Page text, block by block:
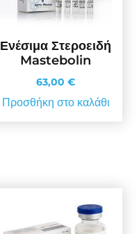
Ενέσιμα Στεροειδή
Mastebolin
63,00 €
Προσθήκη στο καλάθι